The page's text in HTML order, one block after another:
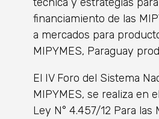
financiamiento de las
a mercados para
MIPYMES, Paraguay
El IV Foro del Sistema
MIPYMES, se realiza en
Ley N° 4.457/12 Para las